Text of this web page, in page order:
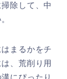
除して、中
まるかをチ
、荒削り用
にぴったり